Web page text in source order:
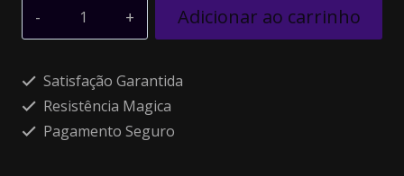
Adicionar ao carrinho
Satisfação Garantida
Resistência Magica
Pagamento Seguro